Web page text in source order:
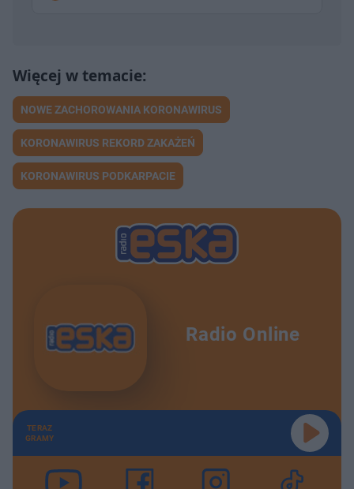
NOWE ZACHOROWANIA KORONAWIRUS
KORONAWIRUS REKORD ZAKAŻEŃ
KORONAWIRUS PODKARPACIE
Radio Online
TERAZ
GRAMY